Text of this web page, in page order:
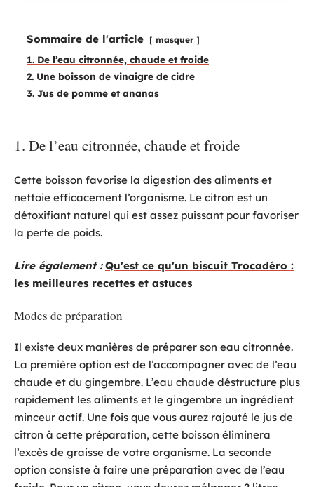
Sommaire de l'article masquer
1. De l’eau citronnée, chaude et froide
2. Une boisson de vinaigre de cidre
3. Jus de pomme et ananas
1. De l’eau citronnée, chaude et froide
Cette boisson favorise la digestion des aliments et
nettoie efficacement l’organisme. Le citron est un
détoxifiant naturel qui est assez puissant pour favoriser
la perte de poids.
Lire également : Qu'est ce qu'un biscuit Trocadéro :
les meilleures recettes et astuces
Modes de préparation
Il existe deux manières de préparer son eau citronnée.
La première option est de l’accompagner avec de l’eau
chaude et du gingembre. L’eau chaude déstructure plus
rapidement les aliments et le gingembre un ingrédient
minceur actif. Une fois que vous aurez rajouté le jus de
citron à cette préparation, cette boisson éliminera
l’excès de graisse de votre organisme. La seconde
option consiste à faire une préparation avec de l’eau